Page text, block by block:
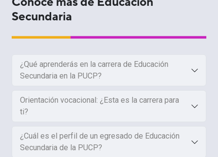
Secundaria
¿Qué aprenderás en la carrera de Educación
Secundaria en la PUCP?
Orientación vocacional: ¿Esta es la carrera para
ti?
¿Cuál es el perfil de un egresado de Educación
Secundaria de la PUCP?